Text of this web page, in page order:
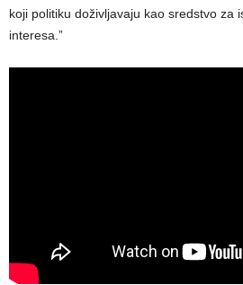
koji politiku doživljavaju kao sredstvo za
interesa.”